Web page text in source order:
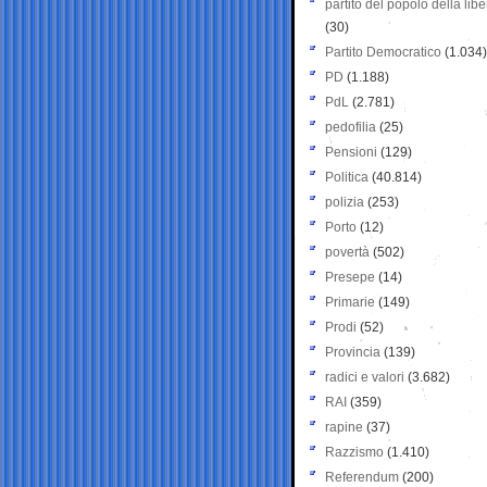
partito del popolo della
(30)
Partito Democratico (1.034)
PD (1.188)
PdL (2.781)
pedofilia (25)
Pensioni (129)
Politica (40.814)
polizia (253)
Porto (12)
povertà (502)
Presepe (14)
Primarie (149)
Prodi (52)
Provincia (139)
radici e valori (3.682)
RAI (359)
rapine (37)
Razzismo (1.410)
Referendum (200)